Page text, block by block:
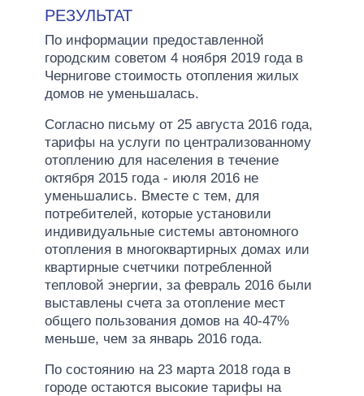
РЕЗУЛЬТАТ
По информации предоставленной
городским советом 4 ноября 2019 года в
Чернигове стоимость отопления жилых
домов не уменьшалась.
Согласно письму от 25 августа 2016 года,
тарифы на услуги по централизованному
отоплению для населения в течение
октября 2015 года - июля 2016 не
уменьшались. Вместе с тем, для
потребителей, которые установили
индивидуальные системы автономного
отопления в многоквартирных домах или
квартирные счетчики потребленной
тепловой энергии, за февраль 2016 были
выставлены счета за отопление мест
общего пользования домов на 40-47%
меньше, чем за январь 2016 года.
По состоянию на 23 марта 2018 года в
городе остаются высокие тарифы на